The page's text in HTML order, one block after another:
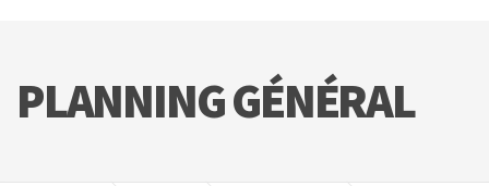
PLANNING GÉNÉRAL